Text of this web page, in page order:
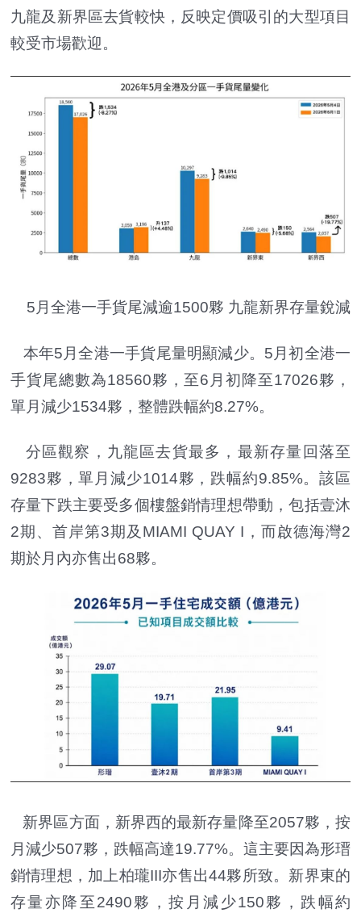
九龍及新界區去貨較快，反映定價吸引的大型項目
較受市場歡迎。
5月全港一手貨尾減逾1500夥 九龍新界存量銳減
本年5月全港一手貨尾量明顯減少。5月初全港一
手貨尾總數為18560夥，至6月初降至17026夥，
單月減少1534夥，整體跌幅約8.27%。
分區觀察，九龍區去貨最多，最新存量回落至
9283夥，單月減少1014夥，跌幅約9.85%。該區
存量下跌主要受多個樓盤銷情理想帶動，包括壹沐
2期、首岸第3期及MIAMI QUAY I，而啟德海灣2
期於月內亦售出68夥。
新界區方面，新界西的最新存量降至2057夥，按
月減少507夥，跌幅高達19.77%。這主要因為形瑨
銷情理想，加上柏瓏III亦售出44夥所致。新界東的
存量亦降至2490夥，按月減少150夥，跌幅約